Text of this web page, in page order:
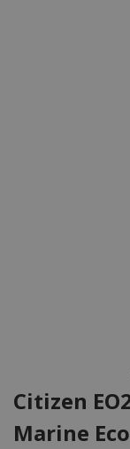
Citizen
Marine